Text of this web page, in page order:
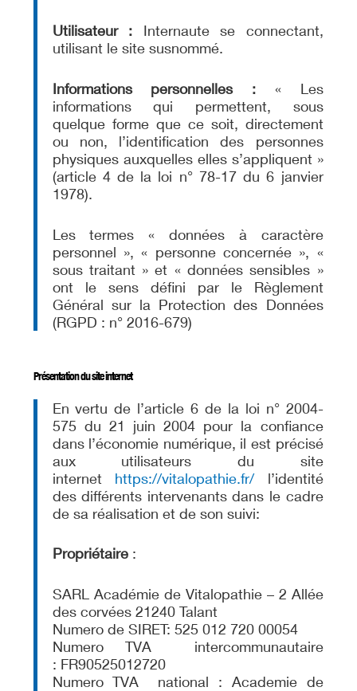
Utilisateur : Internaute se connectant,
utilisant le site susnommé.
Informations personnelles : « Les
informations qui permettent, sous
quelque forme que ce soit, directement
ou non, l’identification des personnes
physiques auxquelles elles s’appliquent »
(article 4 de la loi n° 78-17 du 6 janvier
1978).
Les termes « données à caractère
personnel », « personne concernée », «
sous traitant » et « données sensibles »
ont le sens défini par le Règlement
Général sur la Protection des Données
(RGPD : n° 2016-679)
Présentation du site internet
En vertu de l’article 6 de la loi n° 2004-
575 du 21 juin 2004 pour la confiance
dans l’économie numérique, il est précisé
aux utilisateurs du site
internet https://vitalopathie.fr/l’identité
des différents intervenants dans le cadre
de sa réalisation et de son suivi:
Propriétaire:
SARL Académie de Vitalopathie – 2 Allée
des corvées 21240 Talant
Numero de SIRET: 525 012 720 00054
Numero TVA intercommunautaire
: FR90525012720
Numero TVA national : Academie de